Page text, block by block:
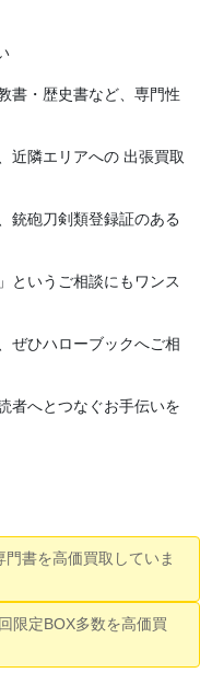
書・歴史書など、専門性
近隣エリアへの 出張買取
銃砲刀剣類登録証のある
というご相談にもワンス
ぜひハローブックへご相
者へとつなぐお手伝いを
書を高価買取していま
限定BOX多数を高価買